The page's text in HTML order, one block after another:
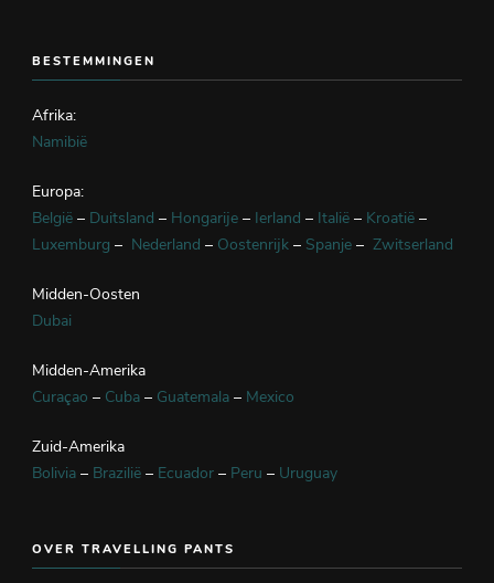
BESTEMMINGEN
Afrika:
Namibië
Europa:
België – Duitsland – Hongarije – Ierland – Italië – Kroatië –
Luxemburg – Nederland – Oostenrijk – Spanje – Zwitserland
Midden-Oosten
Dubai
Midden-Amerika
Curaçao – Cuba – Guatemala – Mexico
Zuid-Amerika
Bolivia – Brazilië – Ecuador – Peru – Uruguay
OVER TRAVELLING PANTS